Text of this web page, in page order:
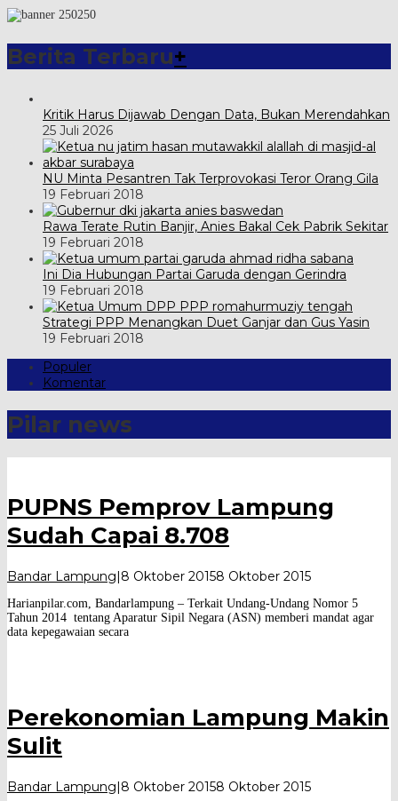
Berita Terbaru+
Kritik Harus Dijawab Dengan Data, Bukan Merendahkan
25 Juli 2026
NU Minta Pesantren Tak Terprovokasi Teror Orang Gila
19 Februari 2018
Rawa Terate Rutin Banjir, Anies Bakal Cek Pabrik Sekitar
19 Februari 2018
Ini Dia Hubungan Partai Garuda dengan Gerindra
19 Februari 2018
Strategi PPP Menangkan Duet Ganjar dan Gus Yasin
19 Februari 2018
Populer
Komentar
Pilar news
Pilar
PUPNS Pemprov Lampung
Sudah Capai 8.708
Bandar Lampung 8 Oktober 20158 Oktober 2015oleh
Pilar
Harianpilar.com, Bandarlampung – Terkait Undang-Undang Nomor 5
Tahun 2014 tentang Aparatur Sipil Negara (ASN) memberi mandat agar
data kepegawaian secara
Perekonomian Lampung Makin
Sulit
Bandar Lampung 8 Oktober 20158 Oktober 2015oleh